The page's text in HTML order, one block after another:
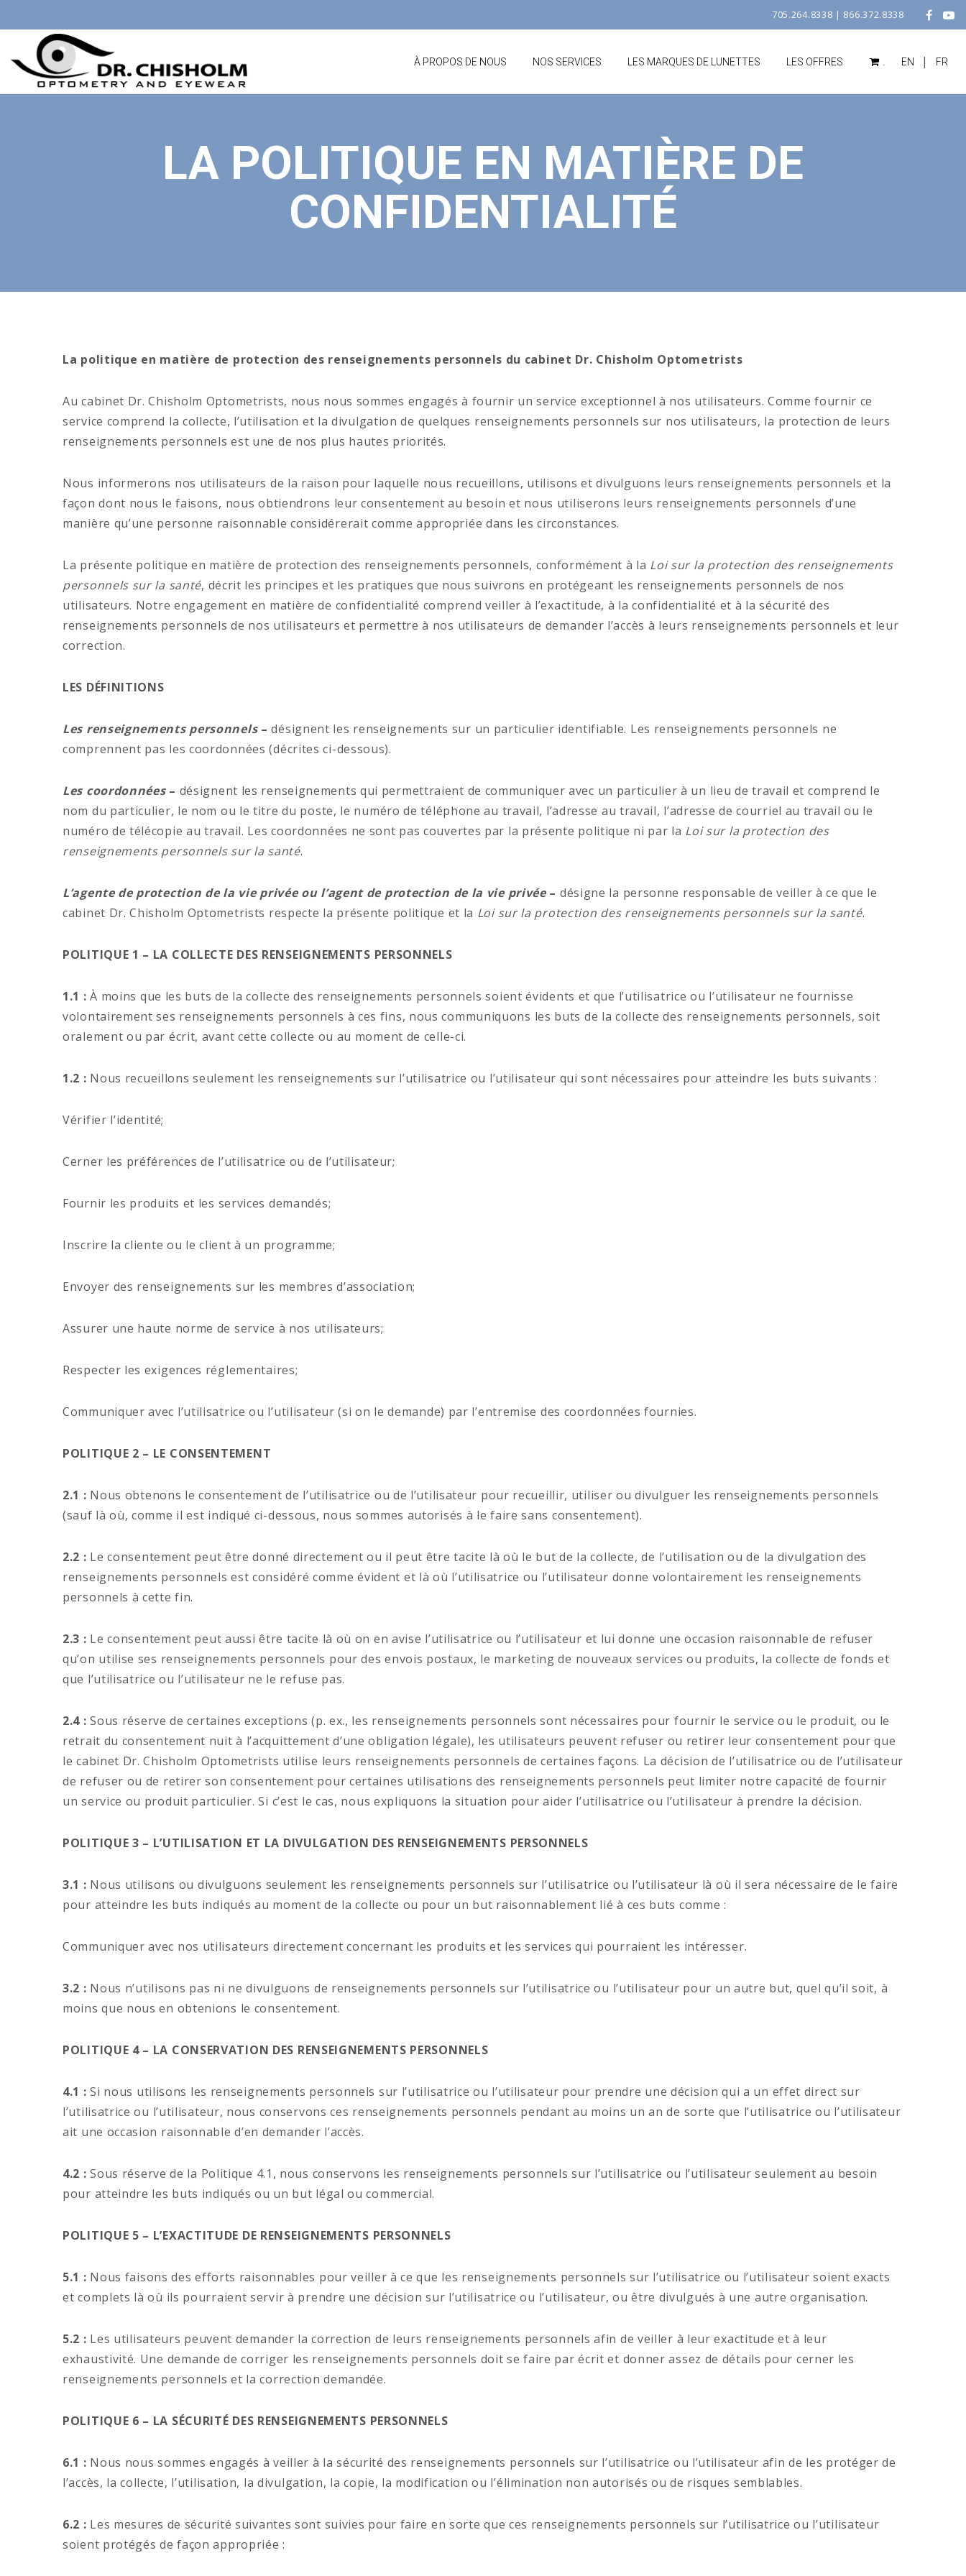
705.264.8338 | 866.372.8338
À PROPOS DE NOUS NOS SERVICES LES MARQUES DE LUNETTES LES OFFRES EN | FR
LA POLITIQUE EN MATIÈRE DE
CONFIDENTIALITÉ
La politique en matière de protection des renseignements personnels du cabinet Dr. Chisholm Optometrists
Au cabinet Dr. Chisholm Optometrists, nous nous sommes engagés à fournir un service exceptionnel à nos utilisateurs. Comme fournir ce
service comprend la collecte, l’utilisation et la divulgation de quelques renseignements personnels sur nos utilisateurs, la protection de leurs
renseignements personnels est une de nos plus hautes priorités.
Nous informerons nos utilisateurs de la raison pour laquelle nous recueillons, utilisons et divulguons leurs renseignements personnels et la
façon dont nous le faisons, nous obtiendrons leur consentement au besoin et nous utiliserons leurs renseignements personnels d’une
manière qu’une personne raisonnable considérerait comme appropriée dans les circonstances.
La présente politique en matière de protection des renseignements personnels, conformément à la Loi sur la protection des renseignements
personnels sur la santé, décrit les principes et les pratiques que nous suivrons en protégeant les renseignements personnels de nos
utilisateurs. Notre engagement en matière de confidentialité comprend veiller à l’exactitude, à la confidentialité et à la sécurité des
renseignements personnels de nos utilisateurs et permettre à nos utilisateurs de demander l’accès à leurs renseignements personnels et leur
correction.
LES DÉFINITIONS
Les renseignements personnels –désignent les renseignements sur un particulier identifiable. Les renseignements personnels ne
comprennent pas les coordonnées (décrites ci-dessous).
Les coordonnées – désignent les renseignements qui permettraient de communiquer avec un particulier à un lieu de travail et comprend le
nom du particulier, le nom ou le titre du poste, le numéro de téléphone au travail, l’adresse au travail, l’adresse de courriel au travail ou le
numéro de télécopie au travail. Les coordonnées ne sont pas couvertes par la présente politique ni par la Loi sur la protection des
renseignements personnels sur la santé.
L’agente de protection de la vie privée ou l’agent de protection de la vie privée– désigne la personne responsable de veiller à ce que le
cabinet Dr. Chisholm Optometrists respecte la présente politique et la Loi sur la protection des renseignements personnels sur la santé.
POLITIQUE 1 – LA COLLECTE DES RENSEIGNEMENTS PERSONNELS
1.1 :À moins que les buts de la collecte des renseignements personnels soient évidents et que l’utilisatrice ou l’utilisateur ne fournisse
volontairement ses renseignements personnels à ces fins, nous communiquons les buts de la collecte des renseignements personnels, soit
oralement ou par écrit, avant cette collecte ou au moment de celle-ci.
1.2 : Nous recueillons seulement les renseignements sur l’utilisatrice ou l’utilisateur qui sont nécessaires pour atteindre les buts suivants :
Vérifier l’identité;
Cerner les préférences de l’utilisatrice ou de l’utilisateur;
Fournir les produits et les services demandés;
Inscrire la cliente ou le client à un programme;
Envoyer des renseignements sur les membres d’association;
Assurer une haute norme de service à nos utilisateurs;
Respecter les exigences réglementaires;
Communiquer avec l’utilisatrice ou l’utilisateur (si on le demande) par l’entremise des coordonnées fournies.
POLITIQUE 2 – LE CONSENTEMENT
2.1 : Nous obtenons le consentement de l’utilisatrice ou de l’utilisateur pour recueillir, utiliser ou divulguer les renseignements personnels
(sauf là où, comme il est indiqué ci-dessous, nous sommes autorisés à le faire sans consentement).
2.2 : Le consentement peut être donné directement ou il peut être tacite là où le but de la collecte, de l’utilisation ou de la divulgation des
renseignements personnels est considéré comme évident et là où l’utilisatrice ou l’utilisateur donne volontairement les renseignements
personnels à cette fin.
2.3 : Le consentement peut aussi être tacite là où on en avise l’utilisatrice ou l’utilisateur et lui donne une occasion raisonnable de refuser
qu’on utilise ses renseignements personnels pour des envois postaux, le marketing de nouveaux services ou produits, la collecte de fonds et
que l’utilisatrice ou l’utilisateur ne le refuse pas.
2.4 :Sous réserve de certaines exceptions (p. ex., les renseignements personnels sont nécessaires pour fournir le service ou le produit, ou le
retrait du consentement nuit à l’acquittement d’une obligation légale), les utilisateurs peuvent refuser ou retirer leur consentement pour que
le cabinet Dr. Chisholm Optometrists utilise leurs renseignements personnels de certaines façons. La décision de l’utilisatrice ou de l’utilisateur
de refuser ou de retirer son consentement pour certaines utilisations des renseignements personnels peut limiter notre capacité de fournir
un service ou produit particulier. Si c’est le cas, nous expliquons la situation pour aider l’utilisatrice ou l’utilisateur à prendre la décision.
POLITIQUE 3 – L’UTILISATION ET LA DIVULGATION DES RENSEIGNEMENTS PERSONNELS
3.1 : Nous utilisons ou divulguons seulement les renseignements personnels sur l’utilisatrice ou l’utilisateur là où il sera nécessaire de le faire
pour atteindre les buts indiqués au moment de la collecte ou pour un but raisonnablement lié à ces buts comme :
Communiquer avec nos utilisateurs directement concernant les produits et les services qui pourraient les intéresser.
3.2 : Nous n’utilisons pas ni ne divulguons de renseignements personnels sur l’utilisatrice ou l’utilisateur pour un autre but, quel qu’il soit, à
moins que nous en obtenions le consentement.
POLITIQUE 4 – LA CONSERVATION DES RENSEIGNEMENTS PERSONNELS
4.1 :Si nous utilisons les renseignements personnels sur l’utilisatrice ou l’utilisateur pour prendre une décision qui a un effet direct sur
l’utilisatrice ou l’utilisateur, nous conservons ces renseignements personnels pendant au moins un an de sorte que l’utilisatrice ou l’utilisateur
ait une occasion raisonnable d’en demander l’accès.
4.2 :Sous réserve de la Politique 4.1, nous conservons les renseignements personnels sur l’utilisatrice ou l’utilisateur seulement au besoin
pour atteindre les buts indiqués ou un but légal ou commercial.
POLITIQUE 5 – L’EXACTITUDE DE RENSEIGNEMENTS PERSONNELS
5.1 : Nous faisons des efforts raisonnables pour veiller à ce que les renseignements personnels sur l’utilisatrice ou l’utilisateur soient exacts
et complets là où ils pourraient servir à prendre une décision sur l’utilisatrice ou l’utilisateur, ou être divulgués à une autre organisation.
5.2 : Les utilisateurs peuvent demander la correction de leurs renseignements personnels afin de veiller à leur exactitude et à leur
exhaustivité. Une demande de corriger les renseignements personnels doit se faire par écrit et donner assez de détails pour cerner les
renseignements personnels et la correction demandée.
POLITIQUE 6 – LA SÉCURITÉ DES RENSEIGNEMENTS PERSONNELS
6.1 : Nous nous sommes engagés à veiller à la sécurité des renseignements personnels sur l’utilisatrice ou l’utilisateur afin de les protéger de
l’accès, la collecte, l’utilisation, la divulgation, la copie, la modification ou l’élimination non autorisés ou de risques semblables.
6.2 : Les mesures de sécurité suivantes sont suivies pour faire en sorte que ces renseignements personnels sur l’utilisatrice ou l’utilisateur
soient protégés de façon appropriée :